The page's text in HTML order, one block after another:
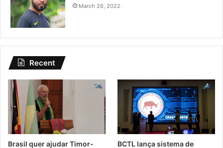
March 26, 2022
Recent
Brasil quer ajudar Timor-
BCTL lança sistema de